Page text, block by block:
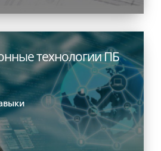
технологии ПБ